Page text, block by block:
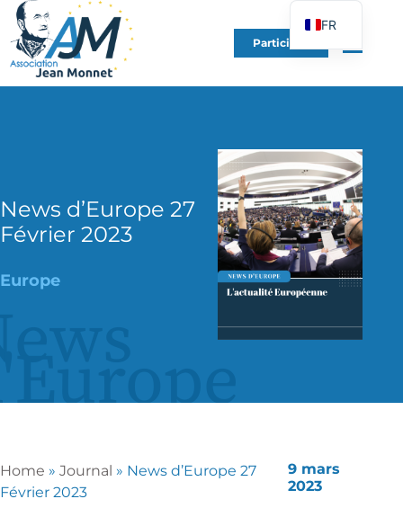
Participer
News d’Europe 27
Février 2023
Europe
Home » Journal » News d’Europe 27
Février 2023
9 mars
2023
FR
EN
DE
PT
PL
UK